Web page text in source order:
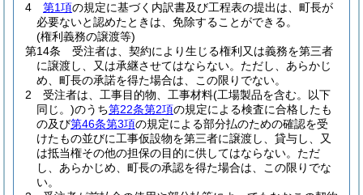
4
第1項の規定に基づく内訳書及び工程表の提出は、町長が
必要ないと認めたときは、免除することができる。
(権利義務の譲渡等)
第14条
受注者は、契約により生じる権利又は義務を第三者
に譲渡し、又は承継させてはならない。 ただし、あらかじ
め、町長の承諾を得た場合は、この限りでない。
2
受注者は、工事目的物、工事材料(工場製品を含む。以下
同じ。)のうち第22条第2項の規定による検査に合格したも
の及び第46条第3項の規定による部分払のための確認を受
けたもの並びに工事仮設物を第三者に譲渡し、貸与し、又
は抵当権その他の担保の目的に供してはならない。 ただ
し、あらかじめ、町長の承認を得た場合は、この限りでな
い。